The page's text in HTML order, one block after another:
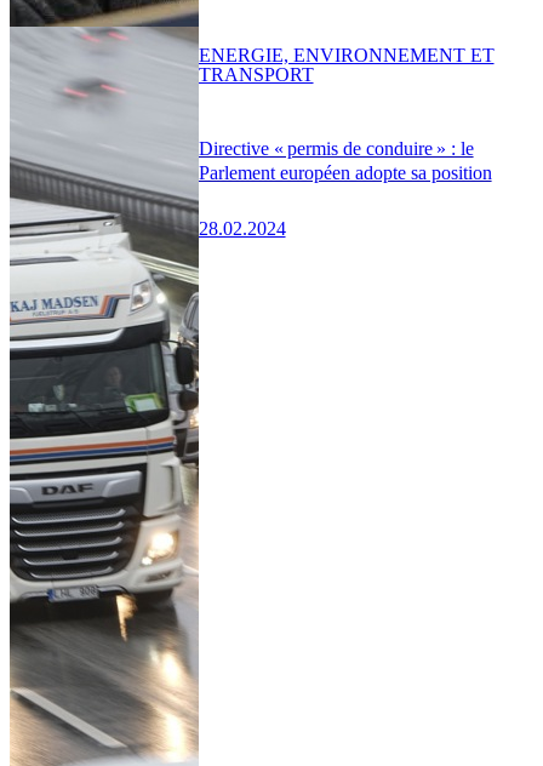
Directive « permis de conduire » : le
Parlement européen adopte sa position
28.02.2024
ENERGIE, ENVIRONNEMENT ET
TRANSPORT